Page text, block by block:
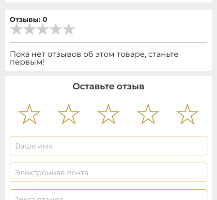
Отзывы: 0
Пока нет отзывов об этом товаре, станьте
первым!
Оставьте отзыв